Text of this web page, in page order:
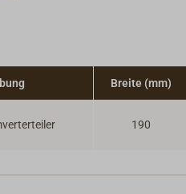
Breite (mm)
190